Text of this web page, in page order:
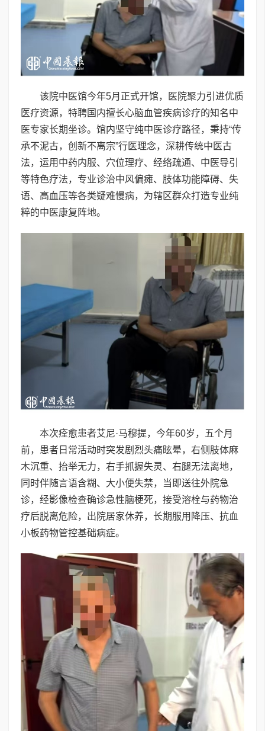
该院中医馆今年5月正式开馆，医院聚力引进优质
医疗资源，特聘国内擅长心脑血管疾病诊疗的知名中
医专家长期坐诊。馆内坚守纯中医诊疗路径，秉持“传
承不泥古，创新不离宗”行医理念，深耕传统中医古
法，运用中药内服、穴位理疗、经络疏通、中医导引
等特色疗法，专业诊治中风偏瘫、肢体功能障碍、失
语、高血压等各类疑难慢病，为辖区群众打造专业纯
粹的中医康复阵地。
本次痊愈患者艾尼·马穆提，今年60岁，五个月
前，患者日常活动时突发剧烈头痛眩晕，右侧肢体麻
木沉重、抬举无力，右手抓握失灵、右腿无法离地，
同时伴随言语含糊、大小便失禁，当即送往外院急
诊，经影像检查确诊急性脑梗死，接受溶栓与药物治
疗后脱离危险，出院居家休养，长期服用降压、抗血
小板药物管控基础病症。